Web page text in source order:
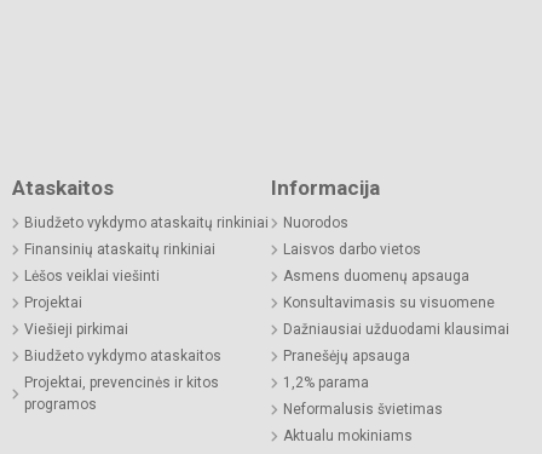
Ataskaitos
Biudžeto vykdymo ataskaitų rinkiniai
Finansinių ataskaitų rinkiniai
Lėšos veiklai viešinti
Projektai
Viešieji pirkimai
Biudžeto vykdymo ataskaitos
Projektai, prevencinės ir kitos
programos
Informacija
Nuorodos
Laisvos darbo vietos
Asmens duomenų apsauga
Konsultavimasis su visuomene
Dažniausiai užduodami klausimai
Pranešėjų apsauga
1,2% parama
Neformalusis švietimas
Aktualu mokiniams